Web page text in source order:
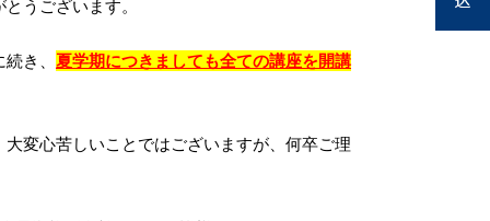
うございます。
き、 夏学期につきましても全ての講座を開講
変心苦しいことではございますが、何卒ご理